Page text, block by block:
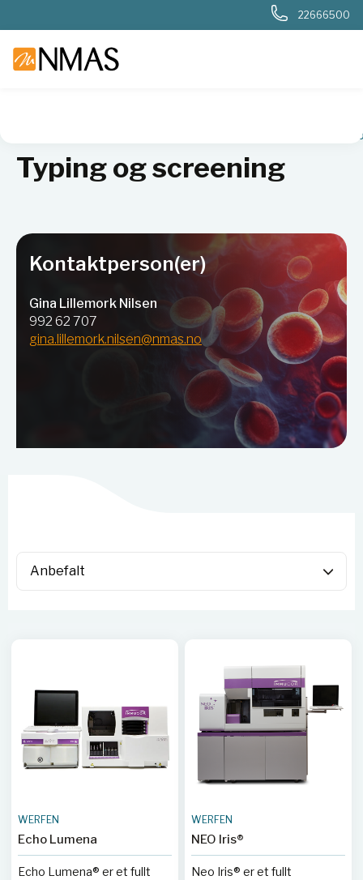
22666500
Blodbank og
Typing og screening
Kontaktperson(er)
Gina Lillemork Nilsen
992 62 707
gina.lillemork.nilsen@nmas.no
WERFEN
Echo Lumena
Echo Lumena® er et fullt
WERFEN
NEO Iris®
Neo Iris® er et fullt